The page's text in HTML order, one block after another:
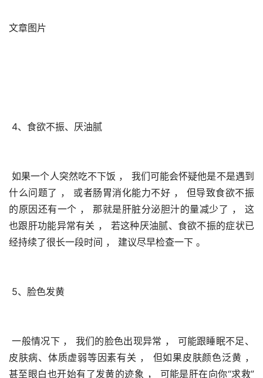
文章图片
4、食欲不振、厌油腻
如果一个人突然吃不下饭 ， 我们可能会怀疑他是不是遇到
什么问题了 ， 或者肠胃消化能力不好 ， 但导致食欲不振
的原因还有一个 ， 那就是肝脏分泌胆汁的量减少了 ， 这
也跟肝功能异常有关 ， 若这种厌油腻、食欲不振的症状已
经持续了很长一段时间 ， 建议尽早检查一下 。
5、脸色发黄
一般情况下 ， 我们的脸色出现异常 ， 可能跟睡眠不足、
皮肤病、体质虚弱等因素有关 ， 但如果皮肤颜色泛黄 ，
甚至眼白也开始有了发黄的迹象 ， 可能是肝在向你“求救”